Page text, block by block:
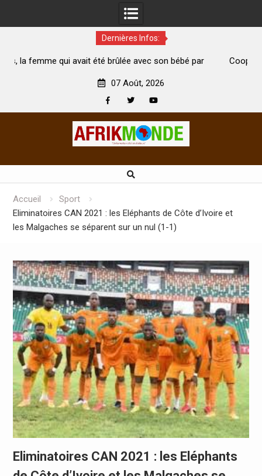
Dernières Infos:
avec son bébé par
Coopération: Le ministre Indien Kirti
07 Août, 2026
Accueil
Sport
Eliminatoires CAN 2021 : les Eléphants de Côte d’Ivoire et
les Malgaches se séparent sur un nul (1-1)
Eliminatoires CAN 2021 : les Eléphants